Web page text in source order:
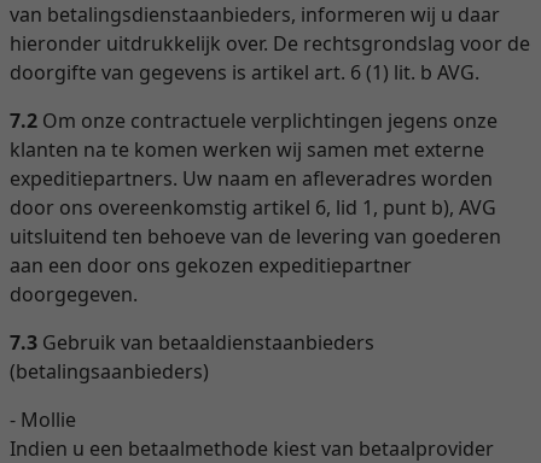
van betalingsdienstaanbieders, informeren wij u daar
hieronder uitdrukkelijk over. De rechtsgrondslag voor de
doorgifte van gegevens is artikel art. 6 (1) lit. b AVG.
7.2 Om onze contractuele verplichtingen jegens onze
klanten na te komen werken wij samen met externe
expeditiepartners. Uw naam en afleveradres worden
door ons overeenkomstig artikel 6, lid 1, punt b), AVG
uitsluitend ten behoeve van de levering van goederen
aan een door ons gekozen expeditiepartner
doorgegeven.
7.3 Gebruik van betaaldienstaanbieders
(betalingsaanbieders)
- Mollie
Indien u een betaalmethode kiest van betaalprovider